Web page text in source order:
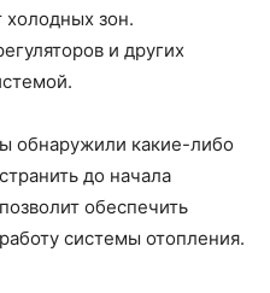
зон.
и других
обнаружили какие-либо
до начала
обеспечить
системы отопления.